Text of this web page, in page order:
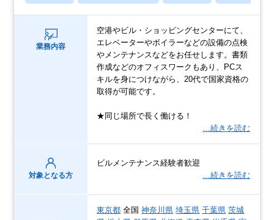
業務内容
空港やビル・ショッピングセンターにて、
エレベーターやボイラーなどの設備の点検
やメンテナンスなどをお任せします。書類
作成などのオフィスワークもあり、PCス
キルを身につけながら、20代で国家資格の
取得が可能です。
★同じ場所で長く働ける！
…続きを読む
対象となる方
ビルメンテナンス経験者歓迎
…続きを読む
東京都 全国神奈川県 埼玉県 千葉県 茨城